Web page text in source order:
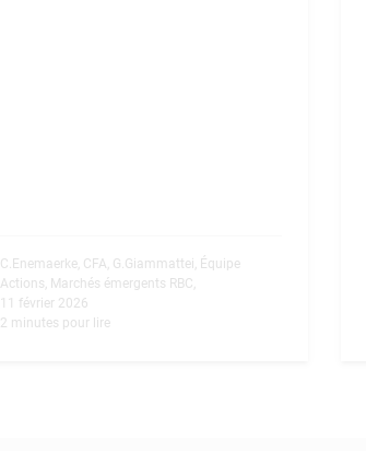
C.Enemaerke, CFA, G.Giammattei, Équipe
Actions, Marchés émergents RBC,
11 février 2026
2 minutes pour lire